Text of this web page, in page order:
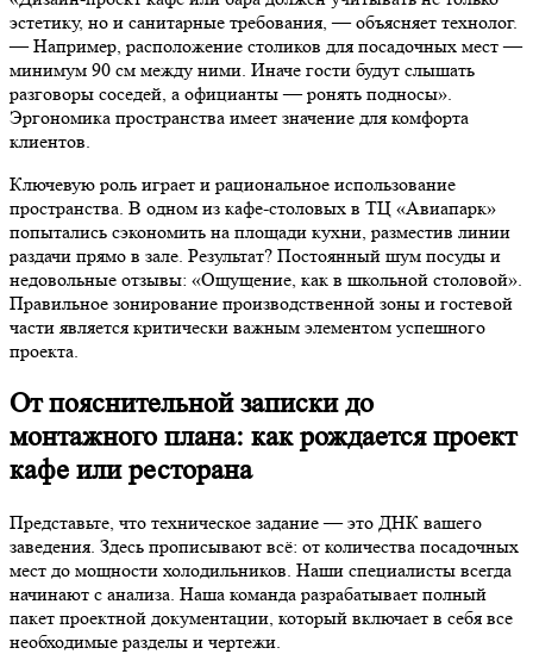
эстетику, но и санитарные требования, — объясняет технолог.
— Например, расположение столиков для посадочных мест —
минимум 90 см между ними. Иначе гости будут слышать
разговоры соседей, а официанты — ронять подносы».
Эргономика пространства имеет значение для комфорта
клиентов.
Ключевую роль играет и рациональное использование
пространства. В одном из кафе-столовых в ТЦ «Авиапарк»
попытались сэкономить на площади кухни, разместив линии
раздачи прямо в зале. Результат? Постоянный шум посуды и
недовольные отзывы: «Ощущение, как в школьной столовой».
Правильное зонирование производственной зоны и гостевой
части является критически важным элементом успешного
проекта.
От пояснительной записки до
монтажного плана: как рождается проект
кафе или ресторана
Представьте, что техническое задание — это ДНК вашего
заведения. Здесь прописывают всё: от количества посадочных
мест до мощности холодильников. Наши специалисты всегда
начинают с анализа. Наша команда разрабатывает полный
пакет проектной документации, который включает в себя все
необходимые разделы и чертежи.